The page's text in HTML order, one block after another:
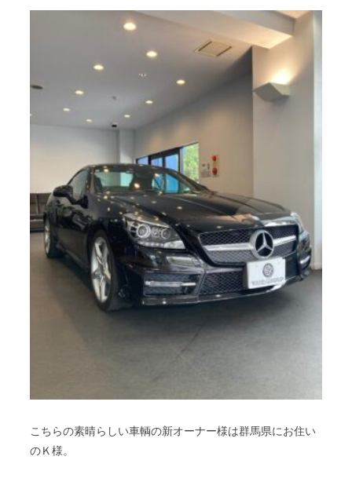
こちらの素晴らしい車輌の新オーナー様は群馬県にお住い
のＫ様。